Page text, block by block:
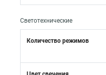
Светотехнические
Количество режимов